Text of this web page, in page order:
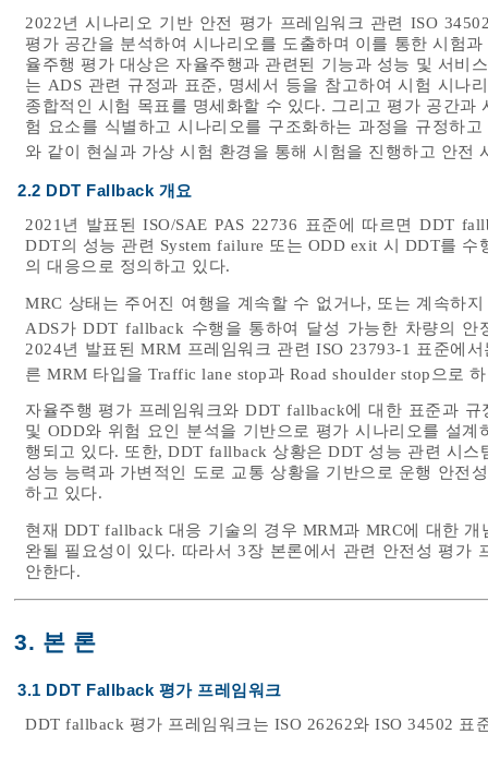
2022년 시나리오 기반 안전 평가 프레임워크 관련 ISO
평가 공간을 분석하여 시나리오를 도출하며 이를 통한 시험
율주행 평가 대상은 자율주행과 관련된 기능과 성능 및 서비
는 ADS 관련 규정과 표준, 명세서 등을 참고하여 시험 시나
종합적인 시험 목표를 명세화할 수 있다. 그리고 평가 공간
험 요소를 식별하고 시나리오를 구조화하는 과정을 규정하
와 같이 현실과 가상 시험 환경을 통해 시험을 진행하고 안전
2.2 DDT Fallback 개요
2021년 발표된 ISO/SAE PAS 22736 표준에 따르면 DDT
DDT의 성능 관련 System failure 또는 ODD exit 시 DDT를
의 대응으로 정의하고 있다.
MRC 상태는 주어진 여행을 계속할 수 없거나, 또는 계속하
ADS가 DDT fallback 수행을 통하여 달성 가능한 차량의 안
2024년 발표된 MRM 프레임워크 관련 ISO 23793-1 표준에
른 MRM 타입을 Traffic lane stop과 Road shoulder stop으로
자율주행 평가 프레임워크와 DDT fallback에 대한 표준과
및 ODD와 위험 요인 분석을 기반으로 평가 시나리오를 설
행되고 있다. 또한, DDT fallback 상황은 DDT 성능 관련 시
성능 능력과 가변적인 도로 교통 상황을 기반으로 운행 안전
하고 있다.
현재 DDT fallback 대응 기술의 경우 MRM과 MRC에 대한
완될 필요성이 있다. 따라서 3장 본론에서 관련 안전성 평가
안한다.
3. 본 론
3.1 DDT Fallback 평가 프레임워크
DDT fallback 평가 프레임워크는 ISO 26262와 ISO 34502 표